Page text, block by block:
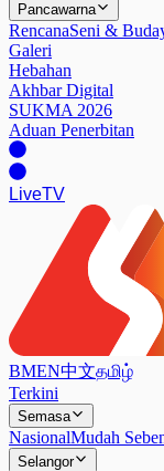
Pancawarna
RencanaSeni &
Galeri
Hebahan
Akhbar Digital
SUKMA 2026
Aduan Penerbitan
LiveTV
BMEN中文தமிழ்
Terkini
Semasa
NasionalMudah
Selangor